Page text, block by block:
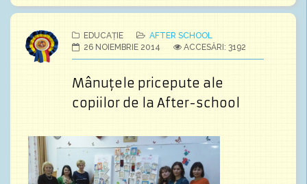
EDUCAȚIE
AFTER SCHOOL
26 NOIEMBRIE 2014
ACCESĂRI: 3192
Mânuţele pricepute ale
copiilor de la After-school